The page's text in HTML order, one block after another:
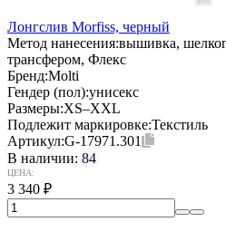
Лонгслив Morfiss, черный
Метод нанесения:вышивка,
трансфером, Флекс
Бренд:Molti
Гендер (пол):унисекс
Размеры:XS–XXL
Подлежит маркировке:Текстиль
Артикул:G-17971.301
В наличии: 84
ЦЕНА:
3 340 ₽